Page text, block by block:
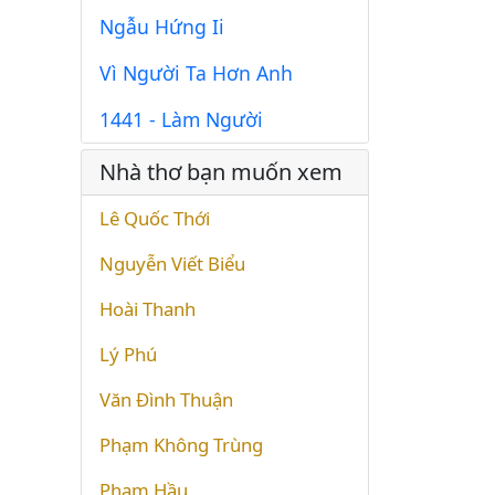
Ngẫu Hứng Ii
Vì Người Ta Hơn Anh
1441 - Làm Người
Nhà thơ bạn muốn xem
Lê Quốc Thới
Nguyễn Viết Biểu
Hoài Thanh
Lý Phú
Văn Đình Thuận
Phạm Không Trùng